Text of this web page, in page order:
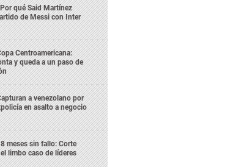
qué Said Martínez
de Messi con Inter
Centroamericana:
y queda a un paso de
a venezolano por
en asalto a negocio
meses sin fallo: Corte
limbo caso de líderes